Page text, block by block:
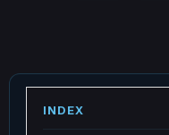
INDEX